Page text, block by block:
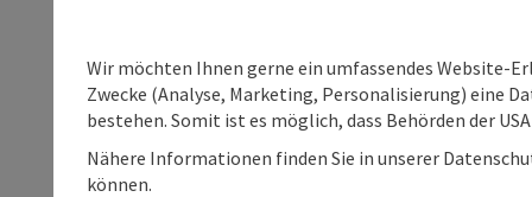
Wir möchten Ihnen gerne ein umfassendes Website-
Zwecke (Analyse, Marketing, Personalisierung) eine
bestehen. Somit ist es möglich, dass Behörden der
Nähere Informationen finden Sie in unserer
können.